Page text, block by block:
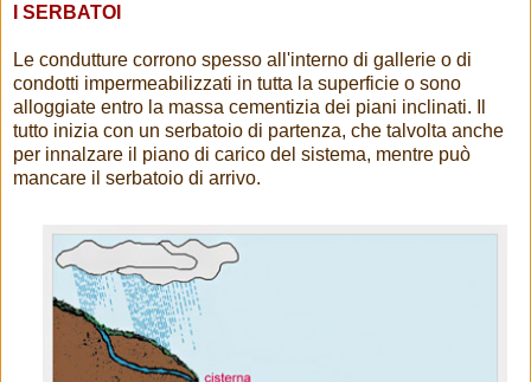
I SERBATOI
Le condutture corrono spesso all'interno di gallerie o di
condotti impermeabilizzati in tutta la superficie o sono
alloggiate entro la massa cementizia dei piani inclinati. Il
tutto inizia con un serbatoio di partenza, che talvolta anche
per innalzare il piano di carico del sistema, mentre può
mancare il serbatoio di arrivo.